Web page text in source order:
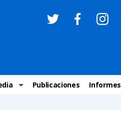
Nacionales
Publicaciones Informes